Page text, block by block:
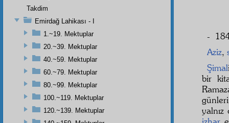
-
Aziz,
Şimal
bir
Takdim
Emirdağ Lahikası - I
1.~19. Mektuplar
20.~39. Mektuplar
40.~59. Mektuplar
60.~79. Mektuplar
80.~99. Mektuplar
100.~119. Mektuplar
120.~139. Mektuplar